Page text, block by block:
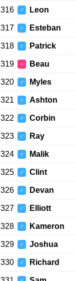
316 ♂ Leon
317 ♂ Esteban
318 ♂ Patrick
319 ♀ Beau
320 ♂ Myles
321 ♂ Ashton
322 ♂ Corbin
323 ♂ Ray
324 ♂ Malik
325 ♂ Clint
326 ♂ Devan
327 ♂ Elliott
328 ♂ Kameron
329 ♂ Joshua
330 ♂ Richard